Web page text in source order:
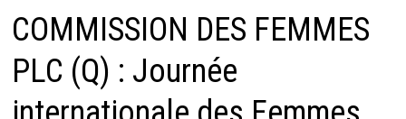
COMMISSION DES FEMMES
PLC (Q) : Journée